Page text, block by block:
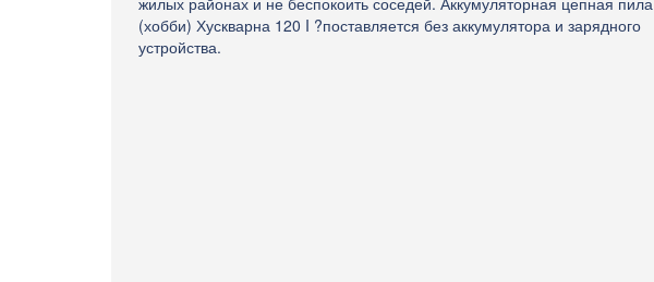
(хобби) Хускварна 120 I ?поставляется без аккумулятора и зарядного
устройства.